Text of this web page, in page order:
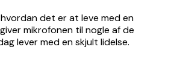
det er at leve med en
mikrofonen til nogle af de
lever med en skjult lidelse.